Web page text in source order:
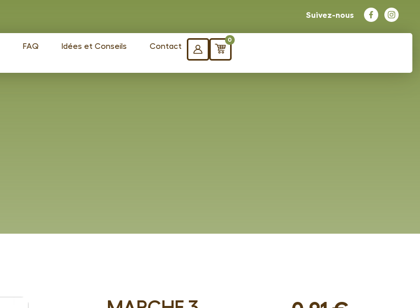
Suivez-nous
FAQ Idées et Conseils Contact
0